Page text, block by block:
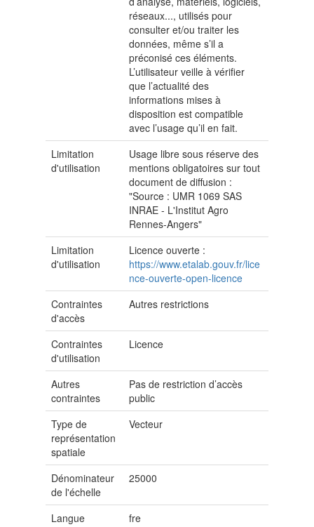
réseaux..., utilisés pour
consulter et/ou traiter les
données, même s’il a
préconisé ces éléments.
L’utilisateur veille à vérifier
que l’actualité des
informations mises à
disposition est compatible
avec l’usage qu’il en fait.
Limitation
d'utilisation
Usage libre sous réserve des
mentions obligatoires sur tout
document de diffusion :
"Source : UMR 1069 SAS
INRAE - L'Institut Agro
Rennes-Angers"
Limitation
d'utilisation
Licence ouverte :
https://www.etalab.gouv.fr/lice
nce-ouverte-open-licence
Contraintes
d'accès
Autres restrictions
Contraintes
d'utilisation
Licence
Autres
contraintes
Pas de restriction d’accès
public
Type de
représentation
spatiale
Vecteur
Dénominateur
de l'échelle
25000
Langue
fre